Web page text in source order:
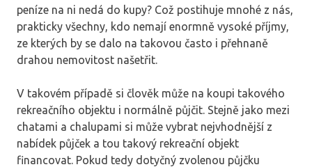
peníze na ni nedá do kupy? Což postihuje mnohé z nás,
prakticky všechny, kdo nemají enormně vysoké příjmy,
ze kterých by se dalo na takovou často i přehnaně
drahou nemovitost našetřit.
V takovém případě si člověk může na koupi takového
rekreačního objektu i normálně půjčit. Stejně jako mezi
chatami a chalupami si může vybrat nejvhodnější z
nabídek půjček a tou takový rekreační objekt
financovat. Pokud tedy dotyčný zvolenou půjčku